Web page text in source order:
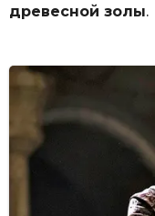
древесной золы.